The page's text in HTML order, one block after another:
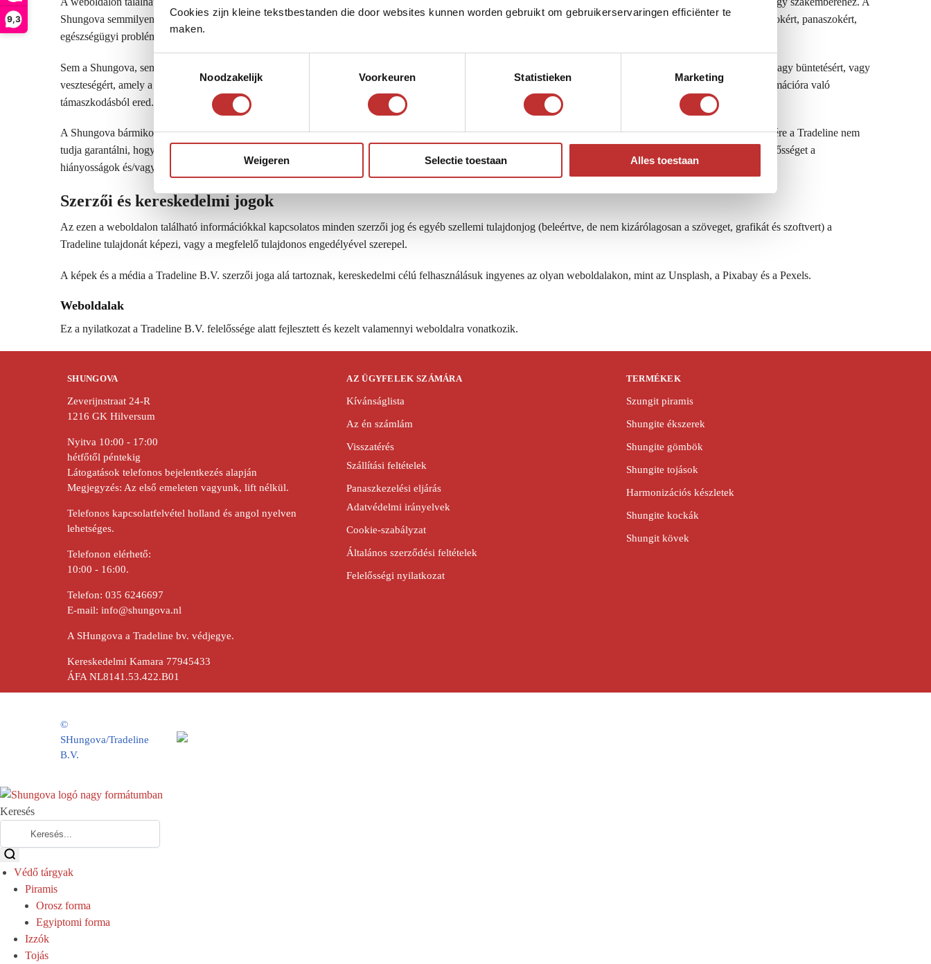
9,3
Cookies zijn kleine tekstbestanden die door websites kunnen worden gebruikt om gebruikerservaringen efficiënter te
maken.
i
n
g
s
e
c
Noodzakelijk Voorkeuren Statistieken Marketing
Weigeren Selectie toestaan Alles toestaan
Shungova semmilyen módon nem vállal felelősséget az ezen az oldalon található információk elolvasásából eredő vagy az azt követően visszavezethető mellékhatásokért, panaszokért,
egészségügyi problémákért vagy fizikai sérülésekért.
Sem a Shungova, sem a munkatársai, alkalmazottai vagy ügynökei nem felelnek semmilyen közvetlen, véletlen vagy következményes kárért, vagy közvetett kárért vagy büntetésért, vagy
veszteségért, amely a weboldalhoz való hozzáférésből, annak használatából vagy a weboldalon vagy a weboldalhoz kapcsolódó bármely weboldalon található információra való
támaszkodásból ered.
A Shungova bármikor, előzetes értesítés nélkül módosíthatja és javíthatja a weboldalt és a jelen feltételeket. A tartalom minőségére való folyamatos odafigyelés ellenére a Tradeline nem
tudja garantálni, hogy az információk mindig teljesek és/vagy naprakészek. Ezért azokból semmilyen jog nem vezethető le. Az oldal tulajdonosai nem vállalnak felelősséget a
hiányosságok és/vagy pontatlanságok következményeiért.
Szerzői és kereskedelmi jogok
Az ezen a weboldalon található információkkal kapcsolatos minden szerzői jog és egyéb szellemi tulajdonjog (beleértve, de nem kizárólagosan a szöveget, grafikát és szoftvert) a
Tradeline tulajdonát képezi, vagy a megfelelő tulajdonos engedélyével szerepel.
A képek és a média a Tradeline B.V. szerzői joga alá tartoznak, kereskedelmi célú felhasználásuk ingyenes az olyan weboldalakon, mint az Unsplash, a Pixabay és a Pexels.
Weboldalak
Ez a nyilatkozat a Tradeline B.V. felelőssége alatt fejlesztett és kezelt valamennyi weboldalra vonatkozik.
SHUNGOVA
Zeverijnstraat 24-R
1216 GK Hilversum
Nyitva 10:00 - 17:00
hétfőtől péntekig
Látogatások telefonos bejelentkezés alapján
Megjegyzés: Az első emeleten vagyunk, lift nélkül.
Telefonos kapcsolatfelvétel holland és angol nyelven
lehetséges.
Telefonon elérhető:
10:00 - 16:00.
Telefon: 035 6246697
E-mail: info@shungova.nl
A SHungova a Tradeline bv. védjegye.
Kereskedelmi Kamara 77945433
ÁFA NL8141.53.422.B01
AZ ÜGYFELEK SZÁMÁRA
Kívánságlista
Az én számlám
Visszatérés
Szállítási feltételek
Panaszkezelési eljárás
Adatvédelmi irányelvek
Cookie-szabályzat
Általános szerződési feltételek
Felelősségi nyilatkozat
TERMÉKEK
Szungit piramis
Shungite ékszerek
Shungite gömbök
Shungite tojások
Harmonizációs készletek
Shungite kockák
Shungit kövek
©
SHungova/Tradeline
B.V.
Keresés
Védő tárgyak
Piramis
Orosz forma
Egyiptomi forma
Izzók
Tojás